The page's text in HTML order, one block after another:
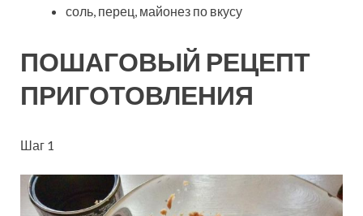
соль, перец, майонез по вкусу
ПОШАГОВЫЙ РЕЦЕПТ
ПРИГОТОВЛЕНИЯ
Шаг 1